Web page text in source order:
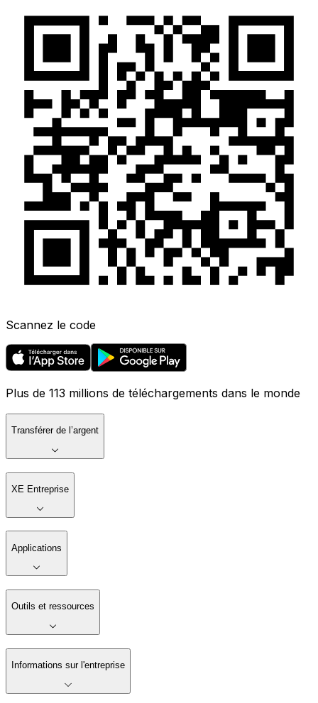
Scannez le code
Plus de 113 millions de téléchargements dans le monde
Transférer de l’argent
XE Entreprise
Applications
Outils et ressources
Informations sur l'entreprise